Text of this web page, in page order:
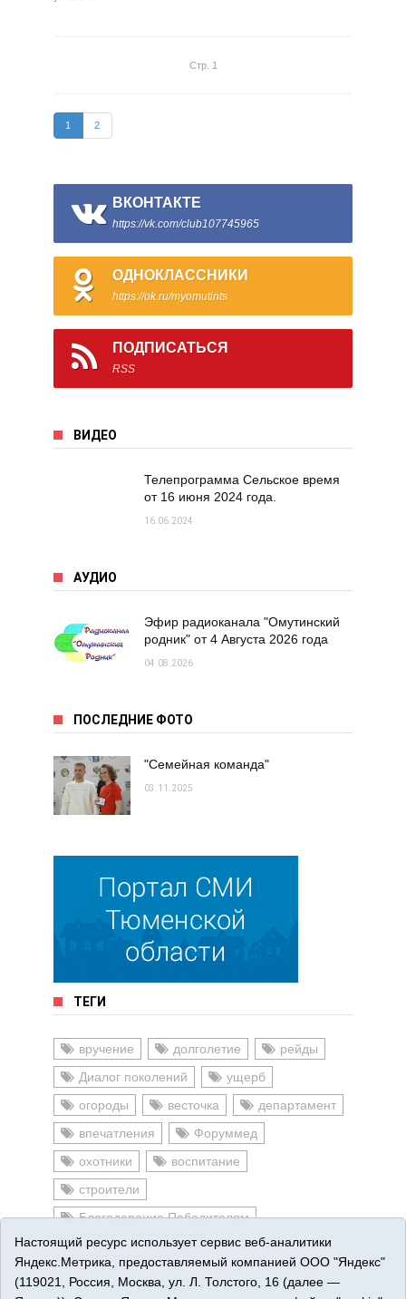
Стр. 1
1 2
ВКОНТАКТЕ
https://vk.com/club107745965
ОДНОКЛАССНИКИ
https://ok.ru/myomutints
ПОДПИСАТЬСЯ
RSS
ВИДЕО
Телепрограмма Сельское время
от 16 июня 2024 года.
16.06.2024
АУДИО
Эфир радиоканала "Омутинский
родник" от 4 Августа 2026 года
04.08.2026
ПОСЛЕДНИЕ ФОТО
"Семейная команда"
03.11.2025
ТЕГИ
вручение долголетие
рейды
Диалог поколений
ущерб
огороды
весточка
департамент
впечатления
Форуммед
охотники
воспитание
строители
Благодарение Победителям
#ГодПамятииСлавы
Настоящий ресурс использует сервис веб-аналитики
Яндекс.Метрика, предоставляемый компанией ООО "Яндекс"
(119021, Россия, Москва, ул. Л. Толстого, 16 (далее —